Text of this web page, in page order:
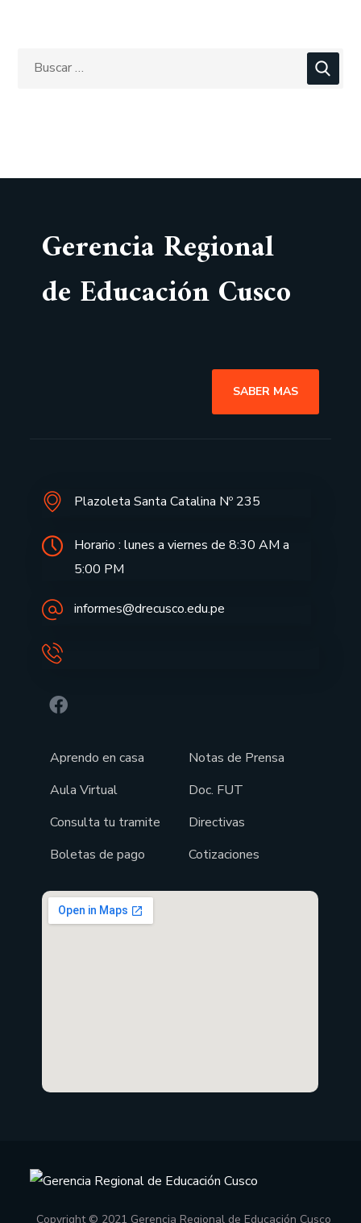
Gerencia Regional
de Educación Cusco
SABER MAS
Plazoleta Santa Catalina Nº 235
Horario : lunes a viernes de 8:30 AM a
5:00 PM
informes@drecusco.edu.pe
Aprendo en casa
Aula Virtual
Consulta tu tramite
Boletas de pago
Notas de Prensa
Doc. FUT
Directivas
Cotizaciones
Copyright © 2021 Gerencia Regional de Educación Cusco